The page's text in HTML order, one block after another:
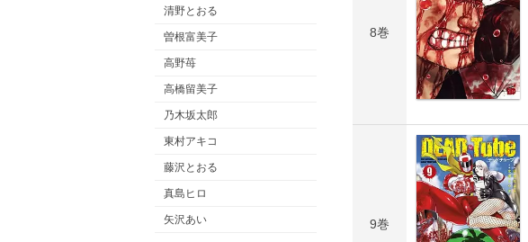
清野とおる
曽根富美子
高野苺
高橋留美子
乃木坂太郎
東村アキコ
藤沢とおる
真島ヒロ
矢沢あい
8巻
9巻